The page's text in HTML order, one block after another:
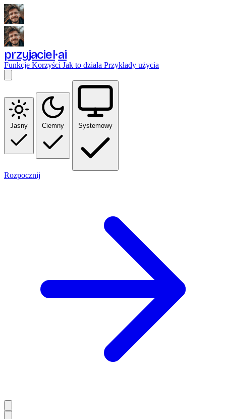
przyjaciel ai
Funkcje Korzyści Jak to działa Przykłady użycia
Jasny Ciemny Systemowy
Rozpocznij